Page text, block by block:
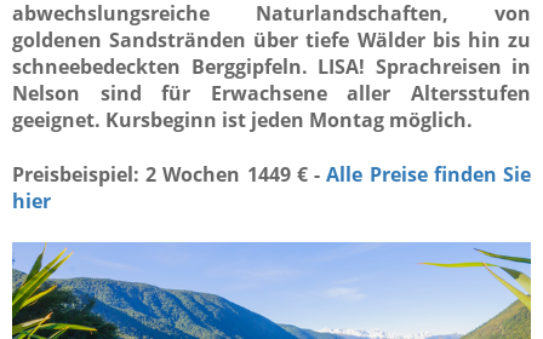
abwechslungsreiche Naturlandschaften, von
goldenen Sandstränden über tiefe Wälder bis hin zu
schneebedeckten Berggipfeln. LISA! Sprachreisen in
Nelson sind für Erwachsene aller Altersstufen
geeignet. Kursbeginn ist jeden Montag möglich.
Preisbeispiel: 2 Wochen 1449 € -Alle Preise finden Sie
hier